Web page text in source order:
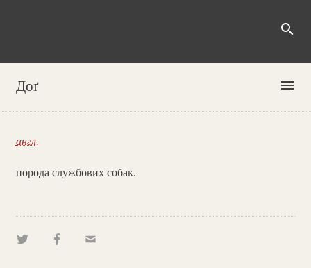
search
Доґ menu
англ.
порода службових собак.